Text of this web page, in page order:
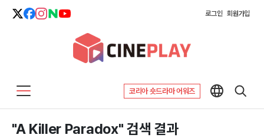
로그인 회원가입
코리아 숏드라마 어워즈
"A Killer Paradox" 검색 결과